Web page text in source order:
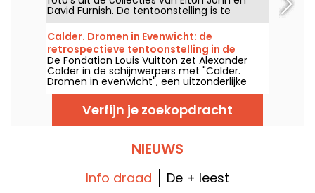
vertroebelen.
David Furnish. De tentoonstelling is te
bewonderen van 12 juni tot 27 september
2026.
Calder. Dromen in Evenwicht: de
retrospectieve tentoonstelling in de
Fondation Louis Vuitton - recensie &
foto's
De Fondation Louis Vuitton zet Alexander
Calder in de schijnwerpers met "Calder.
Dromen in evenwicht", een uitzonderlijke
retrospektieve expo van 15 april tot 16
augustus 2026 die bijna 300 werken bij elkaar
brengt: mobiles, stabiele werken, sculpturen
en beweegbare juwelen. In de
kunst niet langer bevroren ... ze vibreren,
wiegen en dromen in evenwicht.
Verfijn je zoekopdracht
NIEUWS
Info draad De + leest